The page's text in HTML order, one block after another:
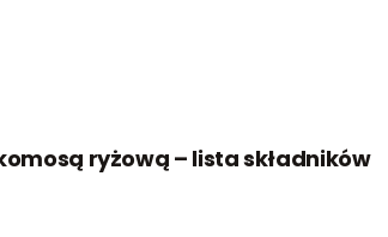
ryżową – lista składników